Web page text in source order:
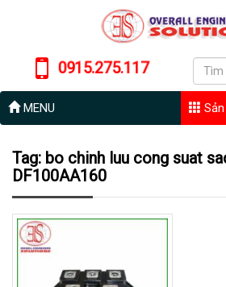
0915.275.117
MENU
Tag: bo chinh luu cong suat
DF100AA160